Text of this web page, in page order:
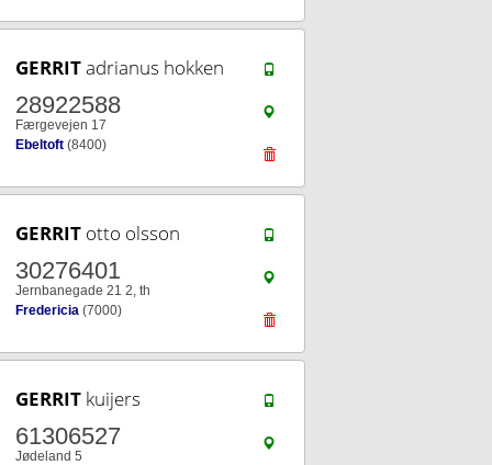
GERRITadrianus hokken
28922588
Færgevejen 17
Ebeltoft (8400)
GERRIT otto olsson
30276401
Jernbanegade 21 2, th
Fredericia (7000)
GERRIT kuijers
61306527
Jødeland 5